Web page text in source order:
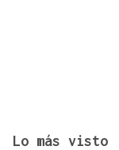
Lo más visto